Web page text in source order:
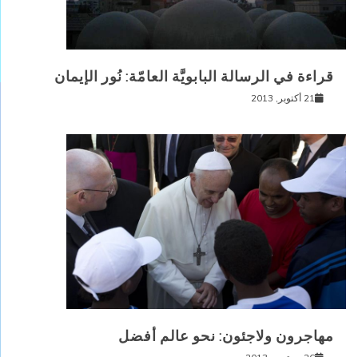
قراءة في الرسالة البابويَّة العامّة: نُور الإيمان
21 أكتوبر, 2013
مهاجرون ولاجئون: نحو عالم أفضل